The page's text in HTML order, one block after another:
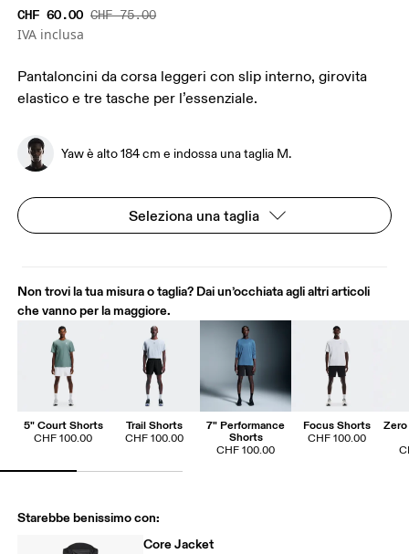
CHF 60.00 CHF 75.00
IVA inclusa
Pantaloncini da corsa leggeri con slip interno, girovita
elastico e tre tasche per l’essenziale.
Yaw è alto 184 cm e indossa una taglia M.
Seleziona una taglia
Non trovi la tua misura o taglia? Dai un’occhiata agli altri articoli
che vanno per la maggiore.
5" Court Shorts
CHF 100.00
Trail Shorts
CHF 100.00
7" Performance
Shorts
CHF 100.00
Focus Shorts
CHF 100.00
Zero
Starebbe benissimo con:
Core Jacket